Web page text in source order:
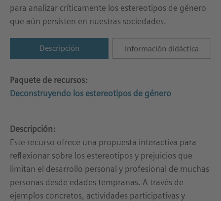
para analizar críticamente los estereotipos de género
que aún persisten en nuestras sociedades.
Descripción Información didáctica
Paquete de recursos:
Deconstruyendo los estereotipos de género
Descripción:
Este recurso ofrece una propuesta interactiva para
reflexionar sobre los estereotipos y prejuicios que
limitan el desarrollo personal y profesional de muchas
personas desde edades tempranas. A través de
ejemplos concretos, actividades participativas y